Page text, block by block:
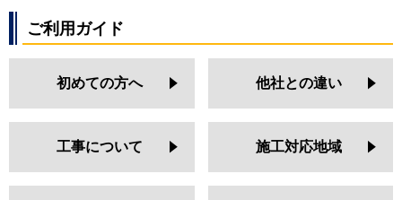
ご利用ガイド
初めての方へ 他社との違い
工事について 施工対応地域